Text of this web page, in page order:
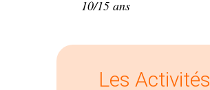
Les Activités